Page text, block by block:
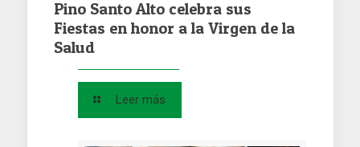
Pino Santo Alto celebra sus
Fiestas en honor a la Virgen de la
Salud
Leer más